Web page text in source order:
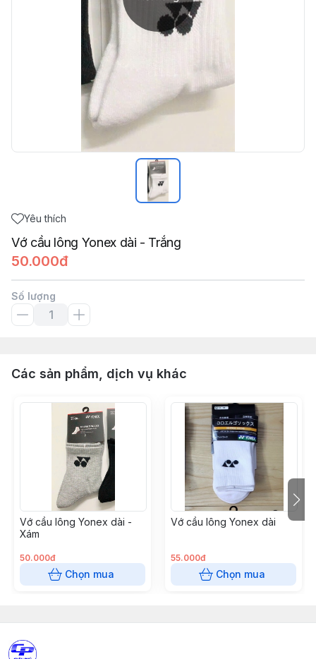
Yêu thích
Vớ cầu lông Yonex dài - Trắng
50.000đ
Số lượng
Các sản phẩm, dịch vụ khác
Vớ cầu lông Yonex dài -
Xám
50.000đ
Chọn mua
Vớ cầu lông Yonex dài
55.000đ
Chọn mua